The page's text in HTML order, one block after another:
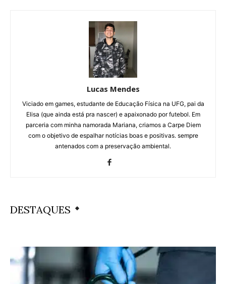
Lucas Mendes
Viciado em games, estudante de Educação Física na UFG, pai da
Elisa (que ainda está pra nascer) e apaixonado por futebol. Em
parceria com minha namorada Mariana, criamos a Carpe Diem
com o objetivo de espalhar notícias boas e positivas. sempre
antenados com a preservação ambiental.
DESTAQUES